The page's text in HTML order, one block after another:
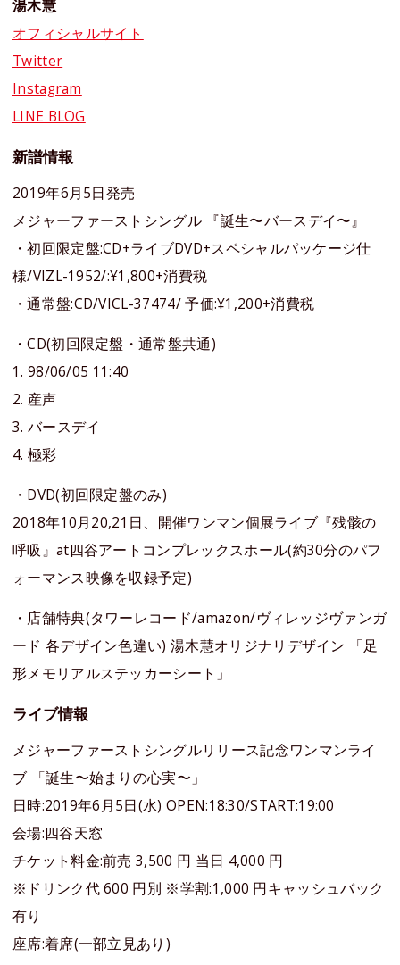
湯木慧
オフィシャルサイト
Twitter
Instagram
LINE BLOG
新譜情報
2019年6月5日発売
メジャーファーストシングル 『誕生〜バースデイ〜』
・初回限定盤:CD+ライブDVD+スペシャルパッケージ仕
様/VIZL-1952/:¥1,800+消費税
・通常盤:CD/VICL-37474/ 予価:¥1,200+消費税
・CD(初回限定盤・通常盤共通)
1. 98/06/05 11:40
2. 産声
3. バースデイ
4. 極彩
・DVD(初回限定盤のみ)
2018年10月20,21日、開催ワンマン個展ライブ『残骸の
呼吸』at四谷アートコンプレックスホール(約30分のパフ
ォーマンス映像を収録予定)
・店舗特典(タワーレコード/amazon/ヴィレッジヴァンガ
ード 各デザイン色違い) 湯木慧オリジナリデザイン 「足
形メモリアルステッカーシート」
ライブ情報
メジャーファーストシングルリリース記念ワンマンライ
ブ 「誕生〜始まりの心実〜」
日時:2019年6月5日(水) OPEN:18:30/START:19:00
会場:四谷天窓
チケット料金:前売 3,500 円 当日 4,000 円
※ドリンク代 600 円別 ※学割:1,000 円キャッシュバック
有り
座席:着席(一部立見あり)